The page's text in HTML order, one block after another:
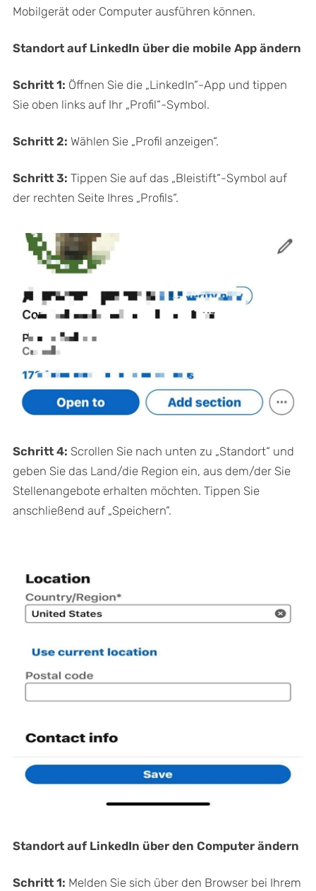
Mobilgerät oder Computer ausführen können.
Standort auf LinkedIn über die mobile App ändern
Schritt 1: Öffnen Sie die „LinkedIn“-App und tippen
Sie oben links auf Ihr „Profil“-Symbol.
Schritt 2: Wählen Sie „Profil anzeigen“.
Schritt 3: Tippen Sie auf das „Bleistift“-Symbol auf
der rechten Seite Ihres „Profils“.
Schritt 4: Scrollen Sie nach unten zu „Standort“ und
geben Sie das Land/die Region ein, aus dem/der Sie
Stellenangebote erhalten möchten. Tippen Sie
anschließend auf „Speichern“.
Standort auf LinkedIn über den Computer ändern
Schritt 1: Melden Sie sich über den Browser bei Ihrem